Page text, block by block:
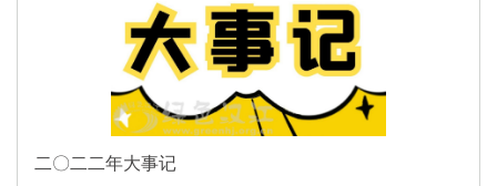
二〇二二年大事记